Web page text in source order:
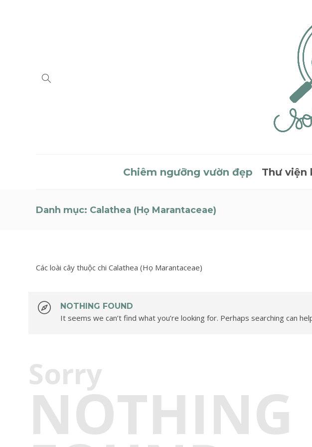
Chiêm ngưỡng vườn đẹp Thư viện
Danh mục: Calathea (Họ Marantaceae)
Các loài cây thuộc chi Calathea (Họ Marantaceae)
NOTHING FOUND
It seems we can’t find what you’re looking for. Perhaps searching can
Sorry
NOTHING